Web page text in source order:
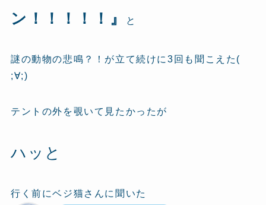
ン！！！！！』
と
謎の動物の悲鳴？！が立て続けに3回も聞こえた(
;∀;)
テントの外を覗いて見たかったが
ハッと
行く前にベジ猫さんに聞いた